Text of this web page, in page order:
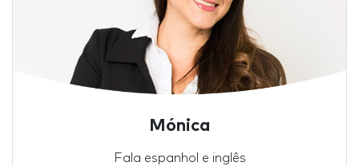
Mónica
Fala espanhol e inglês